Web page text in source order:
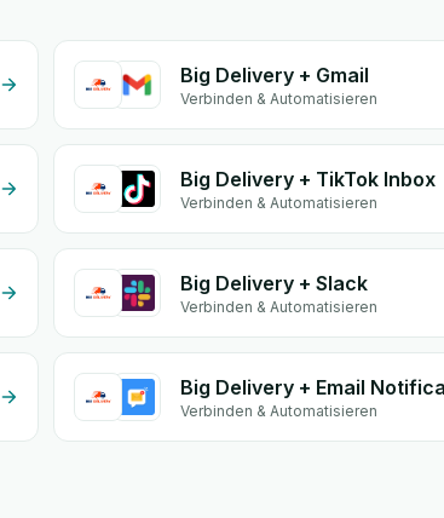
Big Delivery + Gmail
Verbinden & Automatisieren
Big Delivery + TikTok Inbox
Verbinden & Automatisieren
Big Delivery + Slack
Verbinden & Automatisieren
Verbinden & Automatisieren